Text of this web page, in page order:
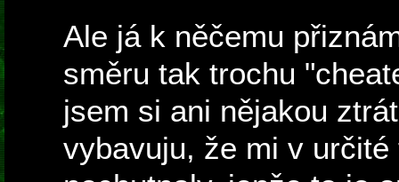
Ale já k něčemu
směru tak trochu
jsem si ani nějakou
vybavuju, že mi v